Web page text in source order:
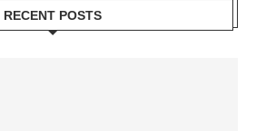
RECENT POSTS